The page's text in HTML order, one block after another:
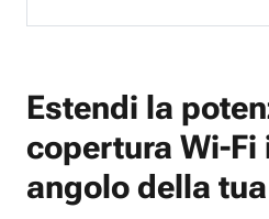
Estendi la
copertura Wi-Fi
angolo della